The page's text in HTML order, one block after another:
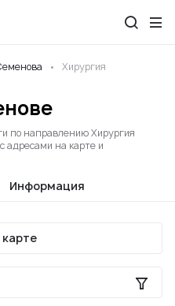
Хирургия
по направлению Хирургия
адресами на карте и
Информация